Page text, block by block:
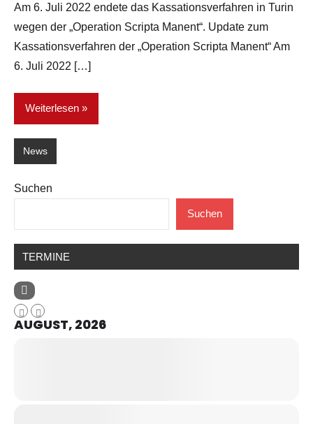
Am 6. Juli 2022 endete das Kassationsverfahren in Turin
wegen der „Operation Scripta Manent“. Update zum
Kassationsverfahren der „Operation Scripta Manent“ Am
6. Juli 2022 […]
Weiterlesen
News
Suchen
Suchen
TERMINE
AUGUST, 2026